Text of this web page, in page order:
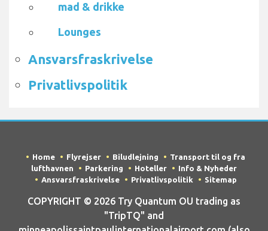
mad & drikke
Lounges
Ansvarsfraskrivelse
Privatlivspolitik
Home Flyrejser Biludlejning
Transport til og fra
lufthavnen
Parkering Hoteller
Info & Nyheder
Ansvarsfraskrivelse
Privatlivspolitik Sitemap
COPYRIGHT © 2026 Try Quantum OU trading as
"TripTQ" and